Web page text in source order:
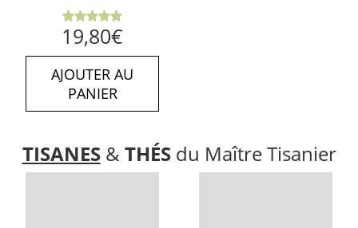
Note5.00
sur 5
19,80€
AJOUTER AU
PANIER
TISANES& THÉSdu Maître Tisanier